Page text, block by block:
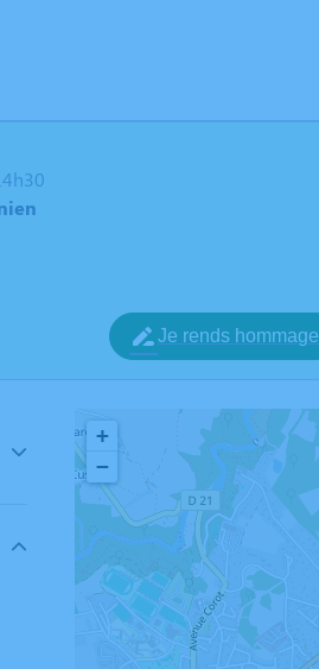
Je rends hommage
+
−